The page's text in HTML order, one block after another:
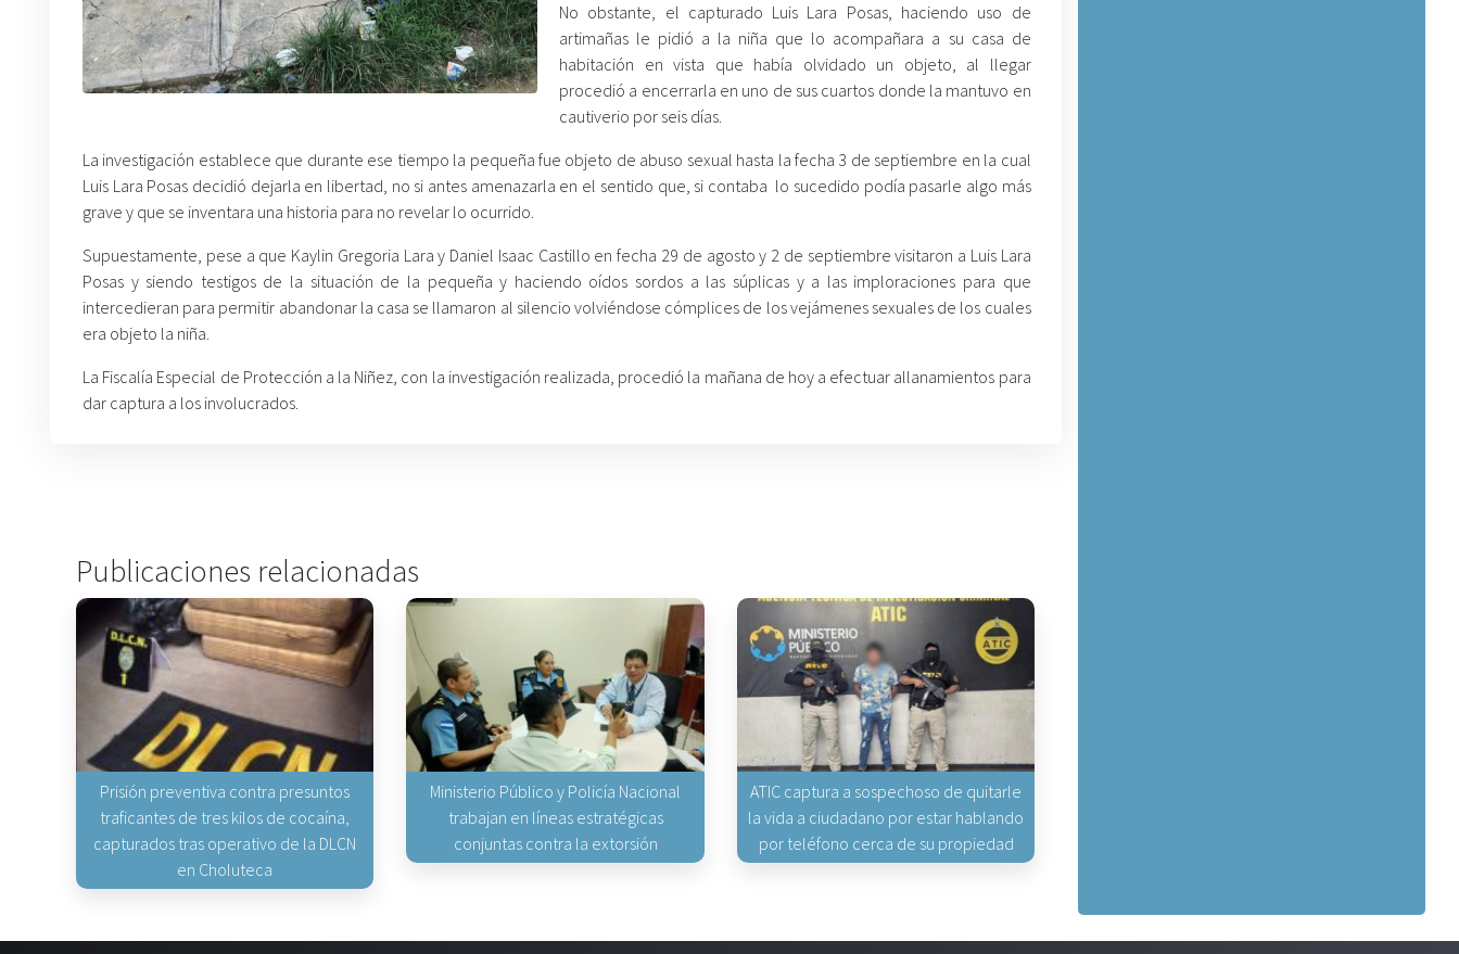
No obstante, el capturado Luis Lara Posas, haciendo uso de
artimañas le pidió a la niña que lo acompañara a su casa de
habitación en vista que había olvidado un objeto, al llegar
procedió a encerrarla en uno de sus cuartos donde la mantuvo en
cautiverio por seis días.
La investigación establece que durante ese tiempo la pequeña fue objeto de abuso sexual hasta la fecha 3 de septiembre en la cual
Luis Lara Posas decidió dejarla en libertad, no si antes amenazarla en el sentido que, si contaba lo sucedido podía pasarle algo más
grave y que se inventara una historia para no revelar lo ocurrido.
Supuestamente, pese a que Kaylin Gregoria Lara y Daniel Isaac Castillo en fecha 29 de agosto y 2 de septiembre visitaron a Luis Lara
Posas y siendo testigos de la situación de la pequeña y haciendo oídos sordos a las súplicas y a las imploraciones para que
intercedieran para permitir abandonar la casa se llamaron al silencio volviéndose cómplices de los vejámenes sexuales de los cuales
era objeto la niña.
La Fiscalía Especial de Protección a la Niñez, con la investigación realizada, procedió la mañana de hoy a efectuar allanamientos para
dar captura a los involucrados.
Publicaciones relacionadas
Prisión preventiva contra presuntos
traficantes de tres kilos de cocaína,
capturados tras operativo de la DLCN
en Choluteca
Ministerio Público y Policía Nacional
trabajan en líneas estratégicas
conjuntas contra la extorsión
ATIC captura a sospechoso de quitarle
la vida a ciudadano por estar hablando
por teléfono cerca de su propiedad